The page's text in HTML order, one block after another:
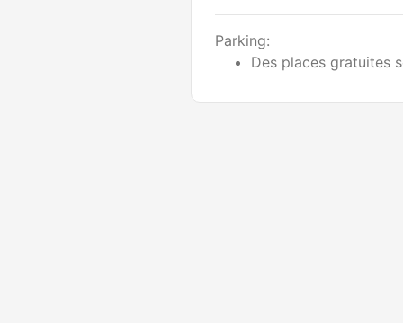
Parking:
Des places gratuites